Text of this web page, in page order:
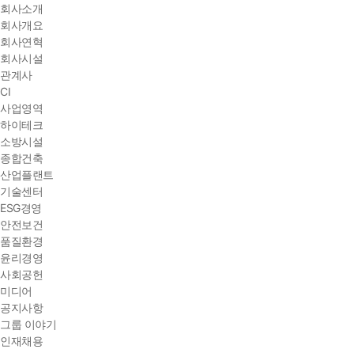
회사소개
회사개요
회사연혁
회사시설
관계사
CI
사업영역
하이테크
소방시설
종합건축
산업플랜트
기술센터
ESG경영
안전보건
품질환경
윤리경영
사회공헌
미디어
공지사항
그룹 이야기
인재채용